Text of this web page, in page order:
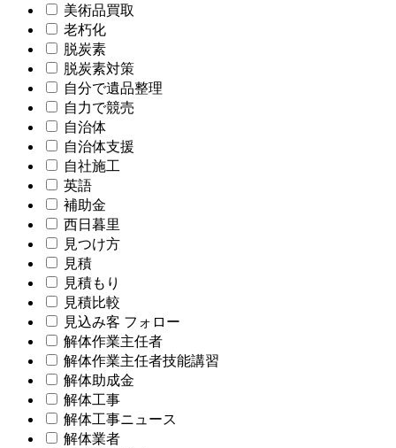
美術品買取
老朽化
脱炭素
脱炭素対策
自分で遺品整理
自力で競売
自治体
自治体支援
自社施工
英語
補助金
西日暮里
見つけ方
見積
見積もり
見積比較
見込み客 フォロー
解体作業主任者
解体作業主任者技能講習
解体助成金
解体工事
解体工事ニュース
解体業者